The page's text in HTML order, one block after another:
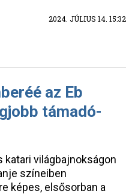
2024. JÚLIUS 14. 15:32
az Eb
támadó-
katari világbajnokságon
színeiben
képes, elsősorban a